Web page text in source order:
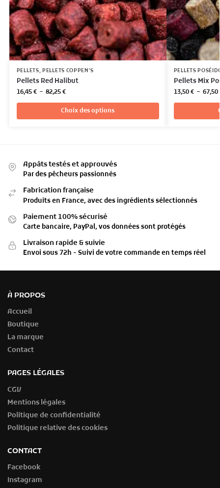
PELLETS,PELLETS COPPEN'S
Pellets Red Halibut
16,45€ – 82,25€
Choix des options
PELLETS
Pellets Mix
13,50€ – 67,50
Appâts testés et approuvés
Par des pêcheurs passionnés
Fabrication française
Produits en France, avec des ingrédients sélectionnés
Paiement 100% sécurisé
Carte bancaire, PayPal, vos données sont protégés
Livraison rapide & suivie
Envoi sous 72h - Suivi de votre commande en temps réel
À PROPOS
Accueil
Boutique
La marque
Contact
PAGES LÉGALES
CGV
Mentions légales
Politique de confidentialité
Politique relative des cookies
CONTACT
Facebook
Instagram